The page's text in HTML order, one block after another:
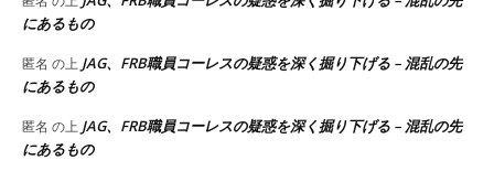
にあるもの
匿名 の上 JAG、FRB職員コーレスの疑惑を深く掘り下げる – 混乱の先
にあるもの
匿名 の上 JAG、FRB職員コーレスの疑惑を深く掘り下げる – 混乱の先
にあるもの